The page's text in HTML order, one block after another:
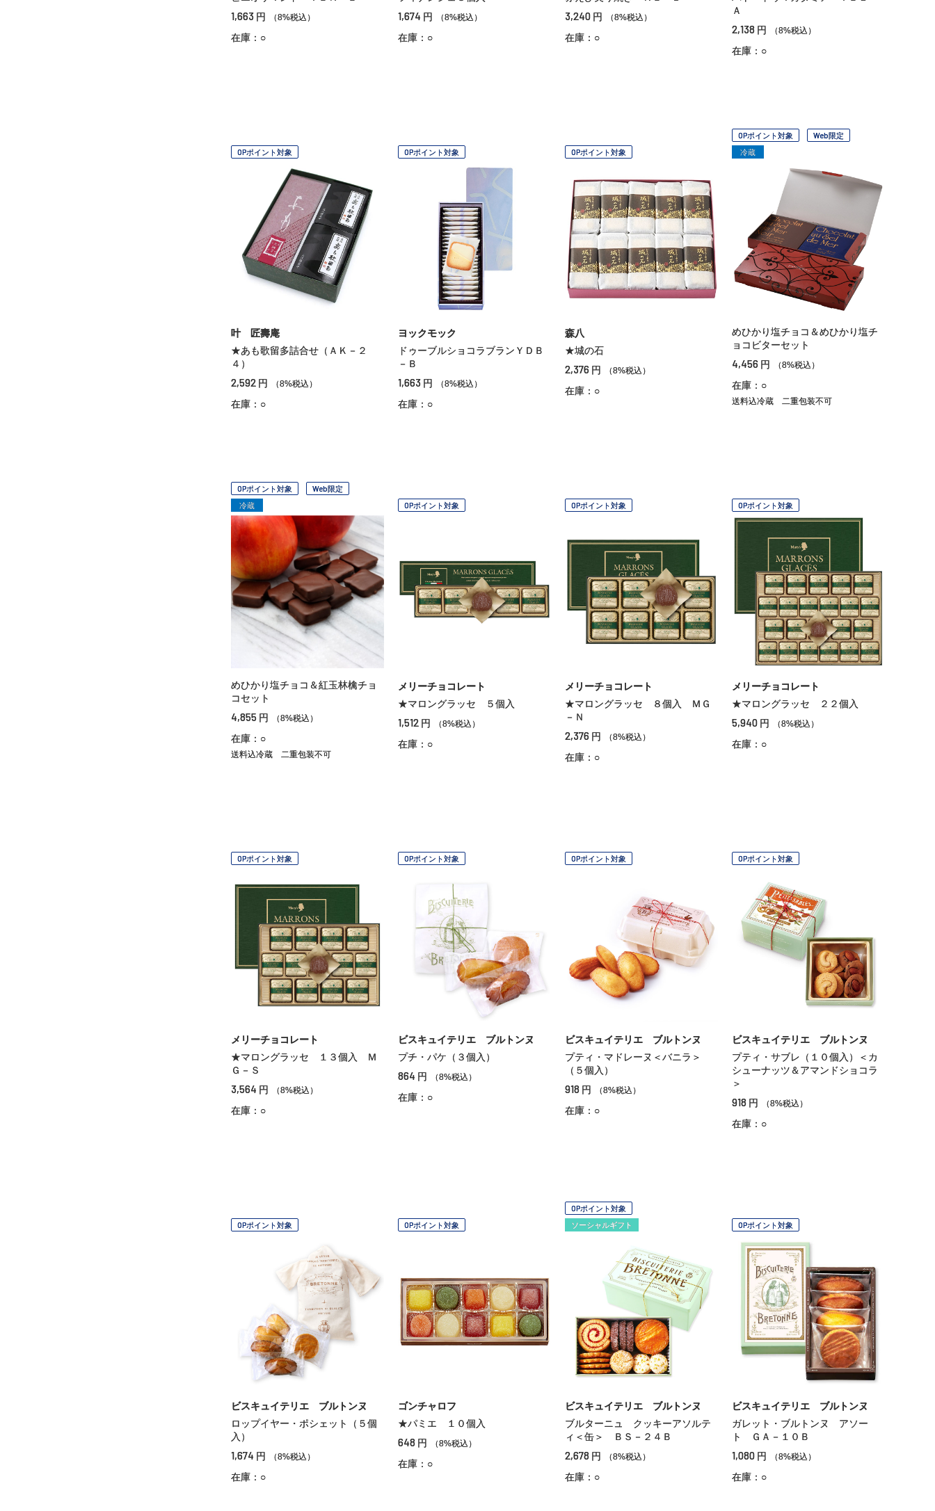
1,663 円 （8%税込）
在庫：○
1,674 円 （8%税込）
在庫：○
3,240 円 （8%税込）
在庫：○
Ａ
2,138 円 （8%税込）
在庫：○
OPポイント対象
叶 匠壽庵
★あも歌留多詰合せ（ＡＫ－２
４）
2,592 円 （8%税込）
在庫：○
OPポイント対象
ヨックモック
ドゥーブルショコラブランＹＤＢ
－Ｂ
1,663 円 （8%税込）
在庫：○
OPポイント対象
森八
★城の石
2,376 円 （8%税込）
在庫：○
OPポイント対象
Web限定
冷蔵
めひかり塩チョコ＆めひかり塩チ
ョコビターセット
4,456 円 （8%税込）
在庫：○
送料込冷蔵 二重包装不可
OPポイント対象
Web限定
冷蔵
めひかり塩チョコ＆紅玉林檎チョ
コセット
4,855 円 （8%税込）
在庫：○
送料込冷蔵 二重包装不可
OPポイント対象
メリーチョコレート
★マロングラッセ ５個入
1,512 円 （8%税込）
在庫：○
OPポイント対象
メリーチョコレート
★マロングラッセ ８個入 ＭＧ
－Ｎ
2,376 円 （8%税込）
在庫：○
OPポイント対象
メリーチョコレート
★マロングラッセ ２２個入
5,940 円 （8%税込）
在庫：○
OPポイント対象
メリーチョコレート
★マロングラッセ １３個入 Ｍ
Ｇ－Ｓ
3,564 円 （8%税込）
在庫：○
OPポイント対象
ビスキュイテリエ ブルトンヌ
プチ・パケ（３個入）
864 円 （8%税込）
在庫：○
OPポイント対象
ビスキュイテリエ ブルトンヌ
プティ・マドレーヌ＜バニラ＞
（５個入）
918 円 （8%税込）
在庫：○
OPポイント対象
ビスキュイテリエ ブルトンヌ
プティ・サブレ（１０個入）＜カ
シューナッツ＆アマンドショコラ
＞
918 円 （8%税込）
在庫：○
OPポイント対象
ビスキュイテリエ ブルトンヌ
ロップイヤー・ポシェット（５個
入）
1,674 円 （8%税込）
在庫：○
OPポイント対象
ゴンチャロフ
★パミエ １０個入
648 円 （8%税込）
在庫：○
OPポイント対象
ソーシャルギフト
ビスキュイテリエ ブルトンヌ
ブルターニュ クッキーアソルテ
ィ＜缶＞ ＢＳ－２４Ｂ
2,678 円 （8%税込）
在庫：○
OPポイント対象
ビスキュイテリエ ブルトンヌ
ガレット・ブルトンヌ アソー
ト ＧＡ－１０Ｂ
1,080 円 （8%税込）
在庫：○